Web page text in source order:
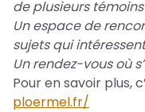
de plusieurs témoins
Un espace de
sujets qui
Un rendez-vous où
Pour en savoir plus,
ploermel.fr/